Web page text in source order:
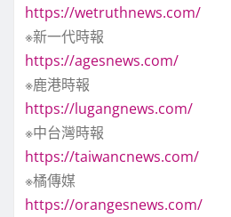
https://wetruthnews.com/
※新一代時報
https://agesnews.com/
※鹿港時報
https://lugangnews.com/
※中台灣時報
https://taiwancnews.com/
※橘傳媒
https://orangesnews.com/